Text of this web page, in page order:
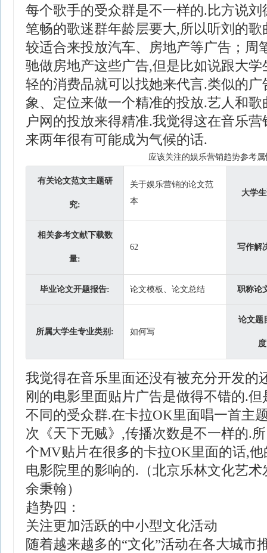
每个歌手的受众群是不一样的.比方说
笔畅的歌迷群年龄层要大,所以听刘的
较适合来投放汽车、房地产等广告；周
驰做房地产这些广告,但是比如说跟大
轻的消费品就可以找她来代言.类似的
象、定位来做一个精准的投放.艺人和
户网的投放来得精准.我觉得这在音乐
来两年很有可能成为气候的话.
应该关注的娱乐营销趋势参考
有关论文范文主题研
究:
关于娱乐营销的论文范
本
大学
相关参考文献下载数
量:
62 写作解
毕业论文开题报告: 论文模板、论文总结 职称论
所属大学生专业类别: 如何写
论文题
我觉得在音乐里面还没有被充分开发的
刚的电影里面贴片广告是做得不错的.
不同的受众群.在卡拉OK里面唱一首主
次《天下无贼》,传播次数是不一样的.
个MV贴片在很多的卡拉OK里面的话,
电影院里的影响的.（北京乐林文化艺
余秉翰）
趋势四：
关注更加活跃的中小型文化活动
随着越来越多的“文化”活动在各大城市